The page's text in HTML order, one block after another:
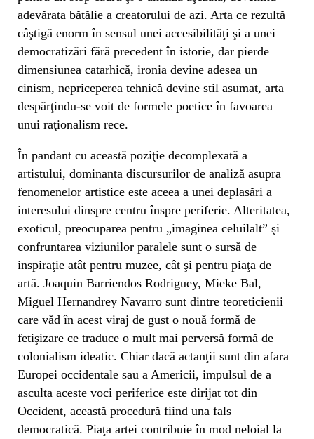
adevărata bătălie a creatorului de azi. Arta ce rezultă
câştigă enorm în sensul unei accesibilităţi şi a unei
democratizări fără precedent în istorie, dar pierde
dimensiunea catarhică, ironia devine adesea un
cinism, nepriceperea tehnică devine stil asumat, arta
despărţindu-se voit de formele poetice în favoarea
unui raţionalism rece.
În pandant cu această poziţie decomplexată a
artistului, dominanta discursurilor de analiză asupra
fenomenelor artistice este aceea a unei deplasări a
interesului dinspre centru înspre periferie. Alteritatea,
exoticul, preocuparea pentru „imaginea celuilalt” şi
confruntarea viziunilor paralele sunt o sursă de
inspiraţie atât pentru muzee, cât şi pentru piaţa de
artă. Joaquin Barriendos Rodriguey, Mieke Bal,
Miguel Hernandrey Navarro sunt dintre teoreticienii
care văd în acest viraj de gust o nouă formă de
fetişizare ce traduce o mult mai perversă formă de
colonialism ideatic. Chiar dacă actanţii sunt din afara
Europei occidentale sau a Americii, impulsul de a
asculta aceste voci periferice este dirijat tot din
Occident, această procedură fiind una fals
democratică. Piaţa artei contribuie în mod neloial la